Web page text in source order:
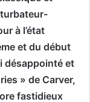
à l’état
et du début
désappointé et
» de Carver,
fastidieux